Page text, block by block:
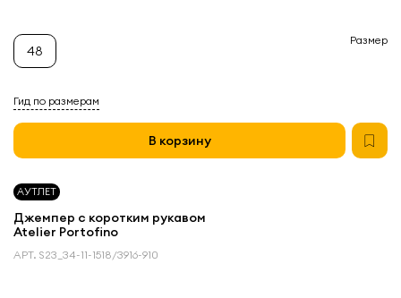
АУТЛЕТ
Джемпер с коротким рукавом
Atelier Portofino
АРТ. S23_34-11-1518/3916-910
Гид по размерам
В корзину
Размер
48